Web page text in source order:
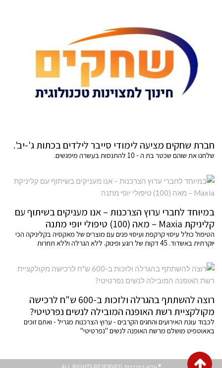
חברת שחקים מציעה לימודי סייבר לילדים בכתות ג'-יב'.
שלחנו את שוהם שכטר בת ה - 10 להתנסות בעשרה מיפגשים.
במיוחד לחברי ערוץ הצרכנות – אנו מעניקים בשיתוף עם
קליניקת Maxia – מאה (100) טיפולי יופי מתנה
הטיפול כולל עיסוי קרקפת ועיסוי פנים עם מוצרים של מאקסיה בקליניקה הכי
יוקרתית באשדוד. 45 דקות של רוגע ופינוק. ללא הגרלה וללא תחרות
רוצה להשתתף בהגרלה ולזכות ב-600 ש"ח לרכישה
מקולקציית רשת האופנה המובילה לנשים נפרטיטי?
לכבוד עונת האירועים והחגים הקרבים - ערוץ הצרכנות מגריל - ואתם זוכים
באאוטפיט מושלם מרשת האופנה לנשים "נפרטיטי"
גלילה